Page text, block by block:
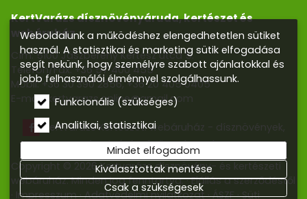
KertVarázs dísznövényáruda, kertészet és
webáruház
Cím: 5100 Jászberény Kertész utca 5.
Telefon/Fax: +36 57 400 455
Mobil:+36 30 390 2856,+36 20 405 0405
E-mail:kertvarazs.online@gmail.com
Kertvarázs Kertészeti webáruház - dísznövények,
kerti tó, öntözőrendszerek
Copyright © 2026 Kertvarázs dísznövény- és kertészeti
webáruház. Minden jog fenntartva. Elállás a szerződéstől
Impresszum Adatvédelmi nyilatkozat ÁSZF Süti
Weboldalunk a működéshez elengedhetetlen sütiket
használ. A statisztikai és marketing sütik elfogadása
segít nekünk, hogy személyre szabott ajánlatokkal és
jobb felhasználói élménnyel szolgálhassunk.
Funkcionális (szükséges)
Analitikai, statisztikai
Mindet elfogadom
Kiválasztottak mentése
Csak a szükségesek